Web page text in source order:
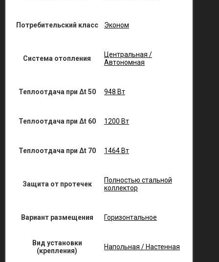
Потребительский класс Эконом
Система отопления
Центральная /
Автономная
Теплоотдача при Δt 50 948 Вт
Теплоотдача при Δt 60 1200 Вт
Теплоотдача при Δt 70 1464 Вт
Защита от протечек
Полностью стальной
коллектор
Вариант размещения Горизонтальное
Вид установки
(крепления)
Напольная / Настенная